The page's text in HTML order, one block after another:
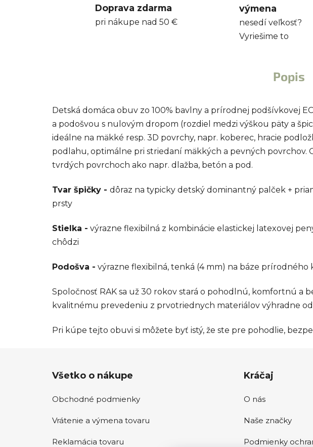
Doprava zdarma
pri nákupe nad 50 €
výmena
nesedí veľkosť?
Vyriešime to
Popis
Detská domáca obuv zo 100% bavlny a prírodnej podšívkovej
a podošvou s nulovým dropom (rozdiel medzi výškou päty a
ideálne na mäkké resp. 3D povrchy, napr. koberec, hracie
podlahu, optimálne pri striedaní mäkkých a pevných
tvrdých povrchoch ako napr. dlažba, betón a pod.
Tvar špičky - dôraz na typicky detský dominantný palček +
prsty
Stielka - výrazne flexibilná z kombinácie elastickej latexovej
chôdzi
Podošva - výrazne flexibilná, tenká (4 mm) na báze
Spoločnosť RAK sa už 30 rokov stará o pohodlnú, komfortnú a
kvalitnému prevedeniu z prvotriednych materiálov výhradne
Pri kúpe tejto obuvi si môžete byť istý, že ste pre pohodlie,
Všetko o nákupe
Obchodné podmienky
Vrátenie a výmena tovaru
Reklamácia tovaru
Kráčaj
O nás
Naše značky
Podmienky